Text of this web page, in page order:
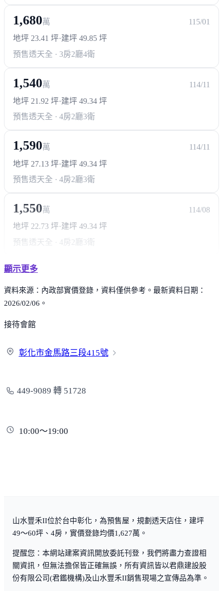
1,680萬
115/01
地坪 23.41 坪·建坪 49.85 坪
預售透天全 · 3房2廳4衛
1,540萬
114/11
地坪 21.92 坪·建坪 49.34 坪
預售透天全 · 4房2廳3衛
1,590萬
114/11
地坪 27.13 坪·建坪 49.34 坪
預售透天全 · 4房2廳3衛
1,550萬
114/08
地坪 22.73 坪·建坪 49.34 坪
預售透天全 · 4房2廳3衛
顯示更多
資料來源：內政部實價登錄，資料僅供參考。最新資料日期：
2026/02/06。
接待會館
彰化市金馬路三段415號
449-9089 轉 51728
10:00～19:00
山水豐禾II位於台中彰化，為預售屋，規劃透天店住，建坪
49～60坪、4房，實價登錄均價1,627萬。
提醒您：本網站建案資訊開放委託刊登，我們將盡力查證相
關資訊，但無法擔保皆正確無誤，所有資訊皆以君鼎建設股
份有限公司(君鑑機構)及山水豐禾II銷售現場之宣傳品為準。